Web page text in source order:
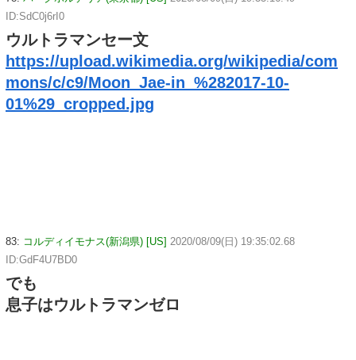
ID:SdC0j6rI0
ウルトラマンセー文
https://upload.wikimedia.org/wikipedia/com
mons/c/c9/Moon_Jae-in_%282017-10-
01%29_cropped.jpg
83: コルディイモナス(新潟県) [US] 2020/08/09(日) 19:35:02.68
ID:GdF4U7BD0
でも
息子はウルトラマンゼロ